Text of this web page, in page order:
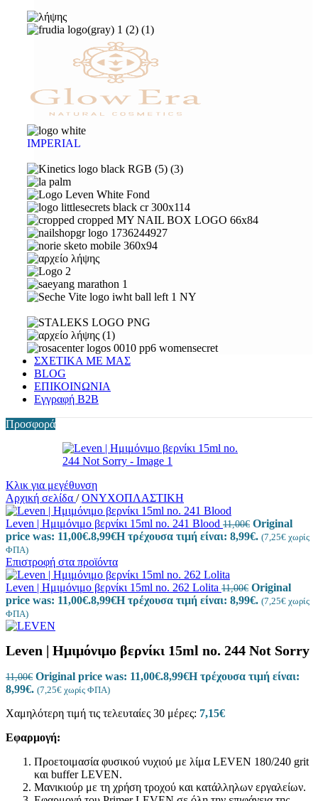
IMPERIAL
ΣΧΕΤΙΚΑ ΜΕ ΜΑΣ
BLOG
ΕΠΙΚΟΙΝΩΝΙΑ
Εγγραφή Β2Β
Προσφορά
Κλικ για μεγέθυνση
Αρχική σελίδα / ΟΝΥΧΟΠΛΑΣΤΙΚΗ
Leven | Ημιμόνιμο βερνίκι 15ml no. 241 Blood 11,00€ Original
price was: 11,00€.8,99€Η τρέχουσα τιμή είναι: 8,99€. (7,25€ χωρίς
ΦΠΑ)
Επιστροφή στα προϊόντα
Leven | Ημιμόνιμο βερνίκι 15ml no. 262 Lolita 11,00€ Original
price was: 11,00€.8,99€Η τρέχουσα τιμή είναι: 8,99€. (7,25€ χωρίς
ΦΠΑ)
Leven | Ημιμόνιμο βερνίκι 15ml no. 244 Not Sorry
11,00€ Original price was: 11,00€.8,99€Η τρέχουσα τιμή είναι:
8,99€. (7,25€ χωρίς ΦΠΑ)
Χαμηλότερη τιμή τις τελευταίες 30 μέρες: 7,15€
Εφαρμογή:
Προετοιμασία φυσικού νυχιού με λίμα LEVEN 180/240 grit
και buffer LEVEN.
Μανικιούρ με τη χρήση τροχού και κατάλληλων εργαλείων.